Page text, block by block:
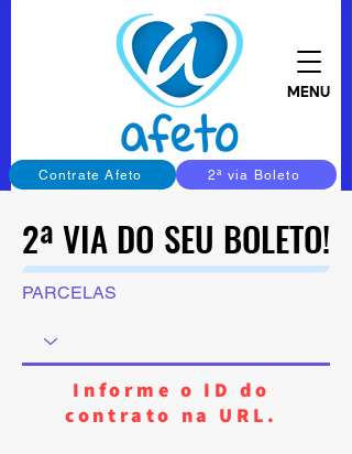
MENU
Contrate Afeto 2ª via Boleto
2ª VIA DO SEU BOLETO!
2ª VIA DO SEU BOLETO!
PARCELAS
Informe o ID do
contrato na URL.